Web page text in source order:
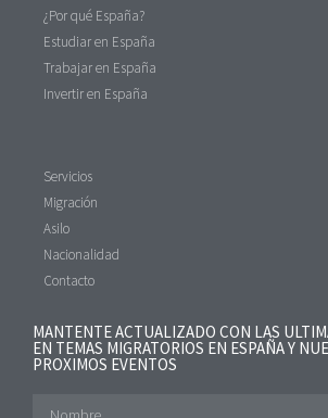
¿Por qué España?
Estudiar en España
Trabajar en España
Invertir en España
Servicios
Migración
Asilo
Nacionalidad
Contacto
MANTENTE ACTUALIZADO CON LAS
EN TEMAS MIGRATORIOS EN ESPAÑA Y
PROXIMOS EVENTOS